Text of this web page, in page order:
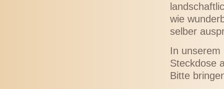
wie
selber
In
Steckdose
Bitte